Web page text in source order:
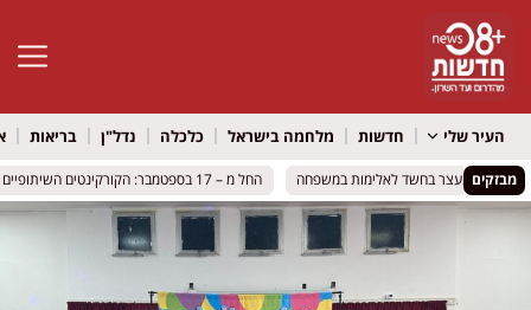
פתח
העיר שלי חדשות מלחמה בישראל כלכלה נדל"ן בריאות
מבזקים
מוכר נעצר בחשד לאלימות במשפחה
מוכר נעצר בחשד לאלימות במשפחה החל מ – 17 בספטמבר: הקורקינטים השיתופיים ייעלמו מרחובות חולון
החל מ – 17 בספטמבר: הקורקינטים השיתופיים ייעלמו מרחובות חולון